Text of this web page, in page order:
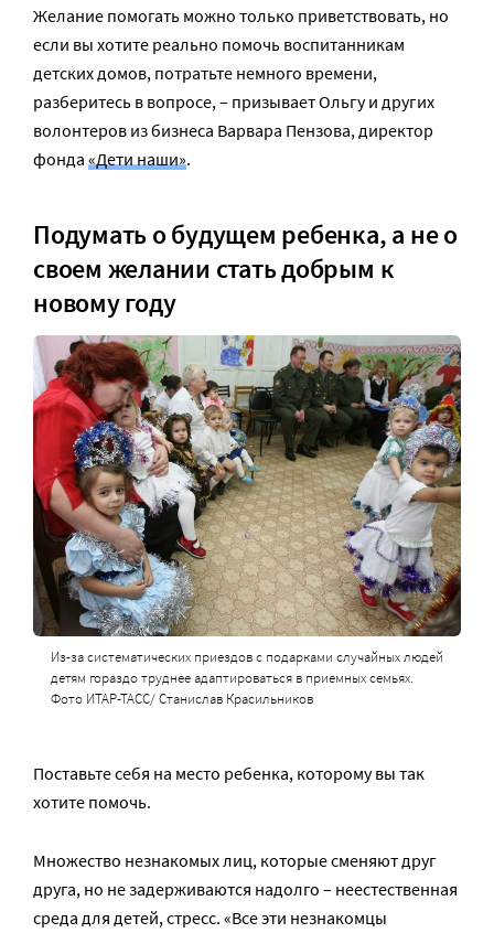
Желание помогать можно только приветствовать, но
если вы хотите реально помочь воспитанникам
детских домов, потратьте немного времени,
разберитесь в вопросе, – призывает Ольгу и других
волонтеров из бизнеса Варвара Пензова, директор
фонда «Дети наши».
Подумать о будущем ребенка, а не о
своем желании стать добрым к
новому году
Из-за систематических приездов с подарками случайных людей
детям гораздо труднее адаптироваться в приемных семьях.
Фото ИТАР-ТАСС/ Станислав Красильников
Поставьте себя на место ребенка, которому вы так
хотите помочь.
Множество незнакомых лиц, которые сменяют друг
друга, но не задерживаются надолго – неестественная
среда для детей, стресс. «Все эти незнакомцы